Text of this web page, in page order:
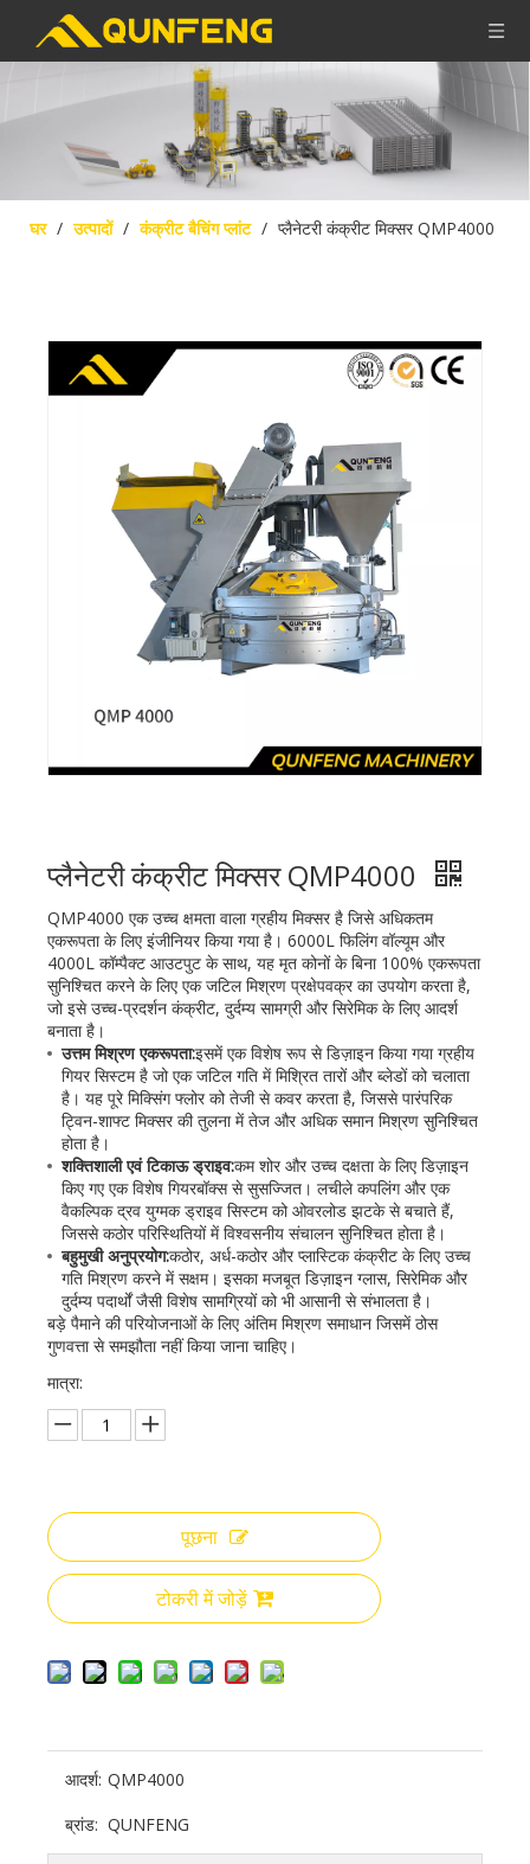
घर / उत्पादों / कंक्रीट बैचिंग प्लांट / प्लैनेटरी कंक्रीट मिक्सर QMP4000
प्लैनेटरी कंक्रीट मिक्सर QMP4000
QMP4000 एक उच्च क्षमता वाला ग्रहीय मिक्सर है जिसे अधिकतम
एकरूपता के लिए इंजीनियर किया गया है। 6000L फिलिंग वॉल्यूम और
4000L कॉम्पैक्ट आउटपुट के साथ, यह मृत कोनों के बिना 100% एकरूपता
सुनिश्चित करने के लिए एक जटिल मिश्रण प्रक्षेपवक्र का उपयोग करता है,
जो इसे उच्च-प्रदर्शन कंक्रीट, दुर्दम्य सामग्री और सिरेमिक के लिए आदर्श
बनाता है।
उत्तम मिश्रण एकरूपता:इसमें एक विशेष रूप से डिज़ाइन किया गया ग्रहीय
गियर सिस्टम है जो एक जटिल गति में मिश्रित तारों और ब्लेडों को चलाता
है। यह पूरे मिक्सिंग फ्लोर को तेजी से कवर करता है, जिससे पारंपरिक
ट्विन-शाफ्ट मिक्सर की तुलना में तेज और अधिक समान मिश्रण सुनिश्चित
होता है।
शक्तिशाली एवं टिकाऊ ड्राइव:कम शोर और उच्च दक्षता के लिए डिज़ाइन
किए गए एक विशेष गियरबॉक्स से सुसज्जित। लचीले कपलिंग और एक
वैकल्पिक द्रव युग्मक ड्राइव सिस्टम को ओवरलोड झटके से बचाते हैं,
जिससे कठोर परिस्थितियों में विश्वसनीय संचालन सुनिश्चित होता है।
बहुमुखी अनुप्रयोग:कठोर, अर्ध-कठोर और प्लास्टिक कंक्रीट के लिए उच्च
गति मिश्रण करने में सक्षम। इसका मजबूत डिज़ाइन ग्लास, सिरेमिक और
दुर्दम्य पदार्थों जैसी विशेष सामग्रियों को भी आसानी से संभालता है।
बड़े पैमाने की परियोजनाओं के लिए अंतिम मिश्रण समाधान जिसमें ठोस
गुणवत्ता से समझौता नहीं किया जाना चाहिए।
मात्रा:
पूछना
टोकरी में जोड़ें
आदर्श: QMP4000
ब्रांड: QUNFENG